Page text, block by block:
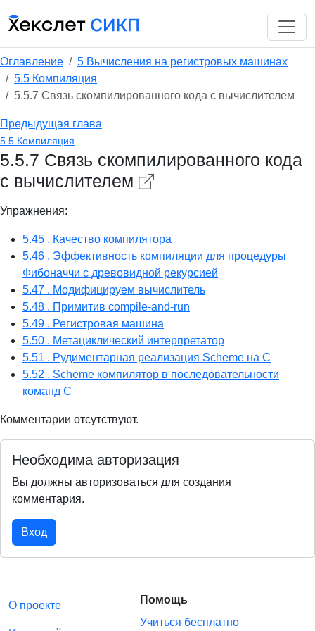
Оглавление
5 Вычисления на регистровых машинах
5.5 Компиляция
5.5.7 Связь скомпилированного кода с вычислителем
Предыдущая глава
5.5 Компиляция
5.5.7 Связь скомпилированного кода
с вычислителем
Упражнения:
5.45 . Качество компилятора
5.46 . Эффективность компиляции для процедуры
Фибоначчи с древовидной рекурсией
5.47 . Модифицируем вычислитель
5.48 . Примитив compile-and-run
5.49 . Регистровая машина
5.50 . Метациклический интерпретатор
5.51 . Рудиментарная реализация Scheme на C
5.52 . Scheme компилятор в последовательности
команд C
Комментарии отсутствуют.
Необходима авторизация
Вы должны авторизоваться для создания
комментария.
Вход
О проекте
Помощь
Учиться бесплатно